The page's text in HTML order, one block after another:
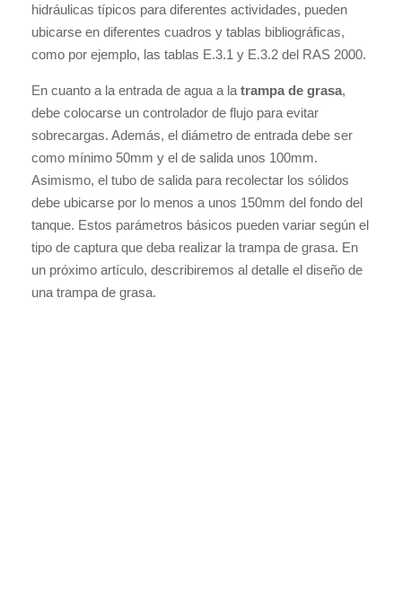
hidráulicas típicos para diferentes actividades, pueden
ubicarse en diferentes cuadros y tablas bibliográficas,
como por ejemplo, las tablas E.3.1 y E.3.2 del RAS 2000.
En cuanto a la entrada de agua a la trampa de grasa,
debe colocarse un controlador de flujo para evitar
sobrecargas. Además, el diámetro de entrada debe ser
como mínimo 50mm y el de salida unos 100mm.
Asimismo, el tubo de salida para recolectar los sólidos
debe ubicarse por lo menos a unos 150mm del fondo del
tanque. Estos parámetros básicos pueden variar según el
tipo de captura que deba realizar la trampa de grasa. En
un próximo artículo, describiremos al detalle el diseño de
una trampa de grasa.